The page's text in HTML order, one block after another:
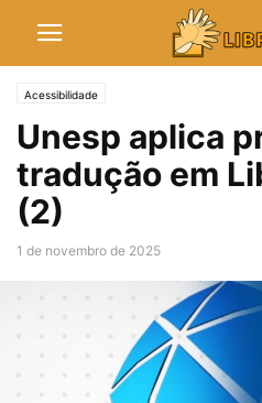
Acessibilidade
Unesp aplica
tradução em
(2)
1 de novembro de 2025